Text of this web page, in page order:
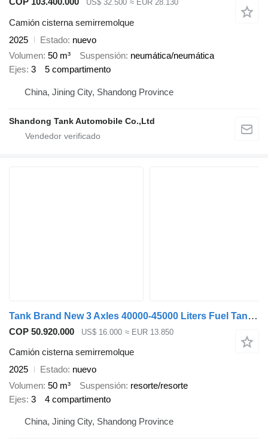
US$ 32.500 ≈ EUR 28.130
Camión cisterna semirremolque
2025
Estado nuevo
Volumen 50 m³ Suspensión neumática/neumática
Ejes 3 5 compartimento
China, Jining City, Shandong Province
Shandong Tank Automobile Co.,Ltd
Tank Brand New 3 Axles 40000-45000 Liters Fuel Tanker Trailer
COP 50.920.000 US$ 16.000 ≈ EUR 13.850
Camión cisterna semirremolque
2025
Estado nuevo
Volumen 50 m³ Suspensión resorte/resorte
Ejes 3 4 compartimento
China, Jining City, Shandong Province